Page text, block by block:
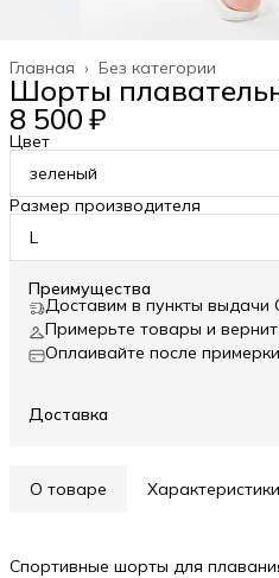
Без категории
Главная ›
Шорты
8 500 ₽
Цвет
зеленый
Размер производителя
L
Преимущества
Доставим в пункты
Примерьте товары и
Оплаивайте после примерки
Доставка
О товаре Характеристики
Спортивные шорты для